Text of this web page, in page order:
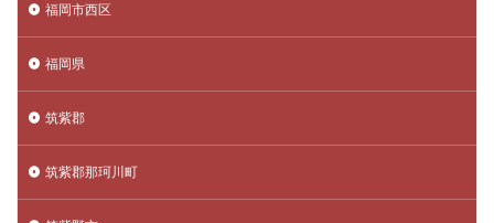
福岡市西区
福岡県
筑紫郡
筑紫郡那珂川町